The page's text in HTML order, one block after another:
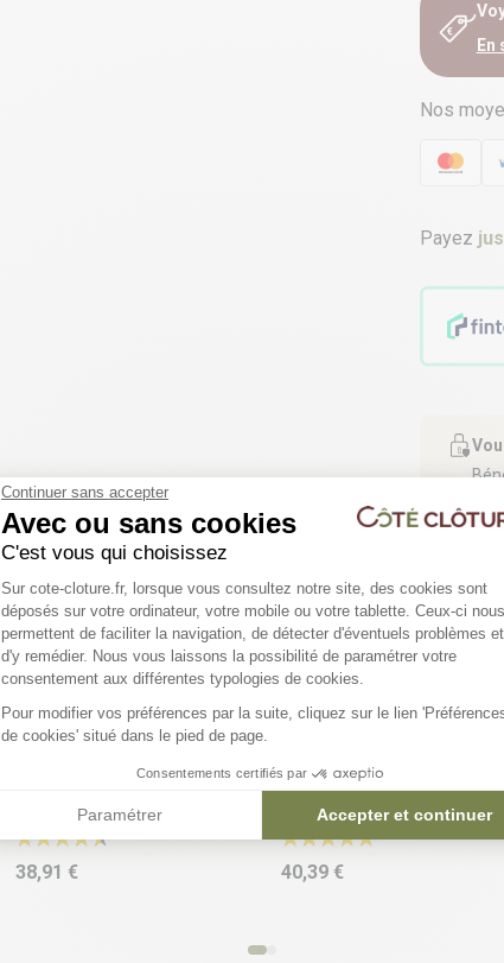
En
Nos
Payez
Verrou de sol monté en
38,91 €
Arrêt de porte UGC -
Locinox
40,39 €
Continuer sans accepter
Avec ou sans cookies
C'est vous qui choisissez
Plateforme de Gestion du
Sur cote-cloture.fr, lorsque vous consultez notre site, des cookies sont
déposés sur votre ordinateur, votre mobile ou votre tablette. Ceux-ci nous
permettent de faciliter la navigation, de détecter d'éventuels problèmes et
d'y remédier. Nous vous laissons la possibilité de paramétrer votre
consentement aux différentes typologies de cookies.
Pour modifier vos préférences par la suite, cliquez sur le lien
de cookies' situé dans le pied de page.
Consentements certifiés par
Paramétrer Accepter et continuer
Axeptio consent